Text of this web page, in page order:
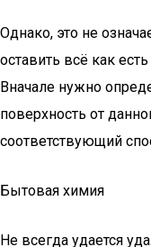
Однако, это не
оставить всё как
Вначале нужно
поверхность от
соответствующий
Бытовая химия
Не всегда удается